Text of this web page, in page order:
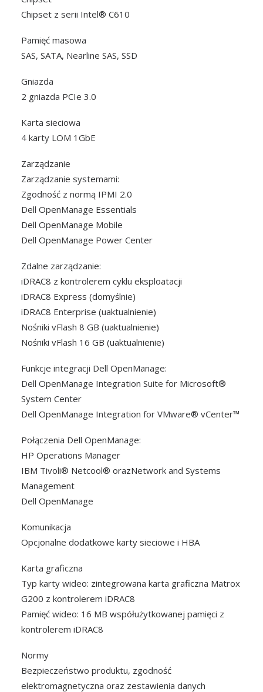
Chipset z serii Intel® C610
Pamięć masowa
SAS, SATA, Nearline SAS, SSD
Gniazda
2 gniazda PCIe 3.0
Karta sieciowa
4 karty LOM 1GbE
Zarządzanie
Zarządzanie systemami:
Zgodność z normą IPMI 2.0
Dell OpenManage Essentials
Dell OpenManage Mobile
Dell OpenManage Power Center
Zdalne zarządzanie:
iDRAC8 z kontrolerem cyklu eksploatacji
iDRAC8 Express (domyślnie)
iDRAC8 Enterprise (uaktualnienie)
Nośniki vFlash 8 GB (uaktualnienie)
Nośniki vFlash 16 GB (uaktualnienie)
Funkcje integracji Dell OpenManage:
Dell OpenManage Integration Suite for Microsoft®
System Center
Dell OpenManage Integration for VMware® vCenter™
Połączenia Dell OpenManage:
HP Operations Manager
IBM Tivoli® Netcool® orazNetwork and Systems
Management
Dell OpenManage
Komunikacja
Opcjonalne dodatkowe karty sieciowe i HBA
Karta graficzna
Typ karty wideo: zintegrowana karta graficzna Matrox
G200 z kontrolerem iDRAC8
Pamięć wideo: 16 MB współużytkowanej pamięci z
kontrolerem iDRAC8
Normy
Bezpieczeństwo produktu, zgodność
elektromagnetyczna oraz zestawienia danych